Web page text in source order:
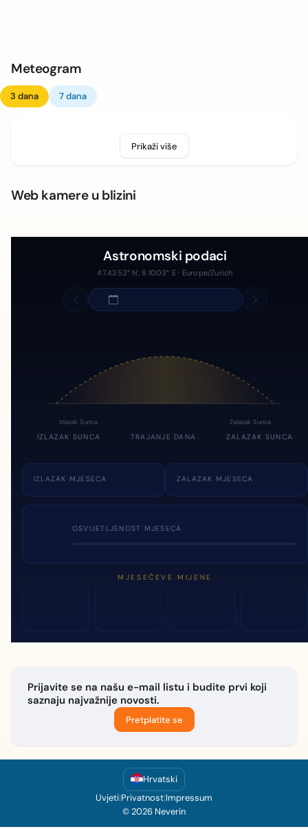
Meteogram
3 dana 7 dana
Prikaži više
Web kamere u blizini
Astronomski podaci
47.4353° N, 8.1003° E · Europe/Zurich
Izlazak Sunca Zalazak Sunca
IZLAZAK SUNCA TRAJANJE DANA ZALAZAK SUNCA
IZLAZAK MJESECA ZALAZAK MJESECA
OSVIJETLJENOST MJESECA
MJESEČEVE MIJENE
Prijavite se na našu e-mail listu i budite prvi koji
saznaju najvažnije novosti.
Pretplatite se
Hrvatski
Uvjeti|Privatnost|Impressum
© 2026 Neverin